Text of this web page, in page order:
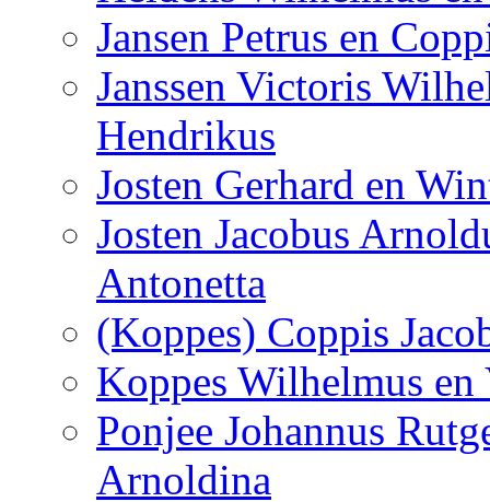
Jansen Petrus en
Janssen Victoris
Hendrikus
Josten Gerhard en
Josten Jacobus
Antonetta
(Koppes) Coppis
Koppes Wilhelmus
Ponjee Johannus
Arnoldina